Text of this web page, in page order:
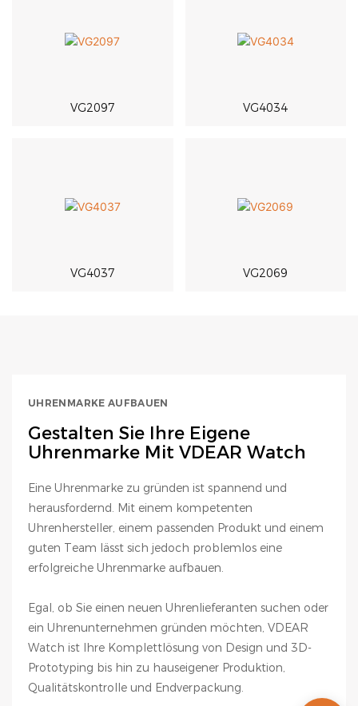
VG2097 VG4034
VG4037 VG2069
UHRENMARKE AUFBAUEN
Gestalten Sie Ihre Eigene
Uhrenmarke Mit VDEAR Watch
Eine Uhrenmarke zu gründen ist spannend und
herausfordernd. Mit einem kompetenten
Uhrenhersteller, einem passenden Produkt und einem
guten Team lässt sich jedoch problemlos eine
erfolgreiche Uhrenmarke aufbauen.
Egal, ob Sie einen neuen Uhrenlieferanten suchen oder
ein Uhrenunternehmen gründen möchten, VDEAR
Watch ist Ihre Komplettlösung von Design und 3D-
Prototyping bis hin zu hauseigener Produktion,
Qualitätskontrolle und Endverpackung.